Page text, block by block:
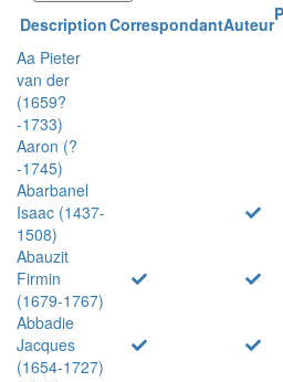
DescriptionCorrespondantAuteur
Aa Pieter
van der
(1659?
-1733)
Aaron (?
-1745)
Abarbanel
Isaac (1437-
1508)
Abauzit
Firmin
(1679-1767)
Abbadie
Jacques
(1654-1727)